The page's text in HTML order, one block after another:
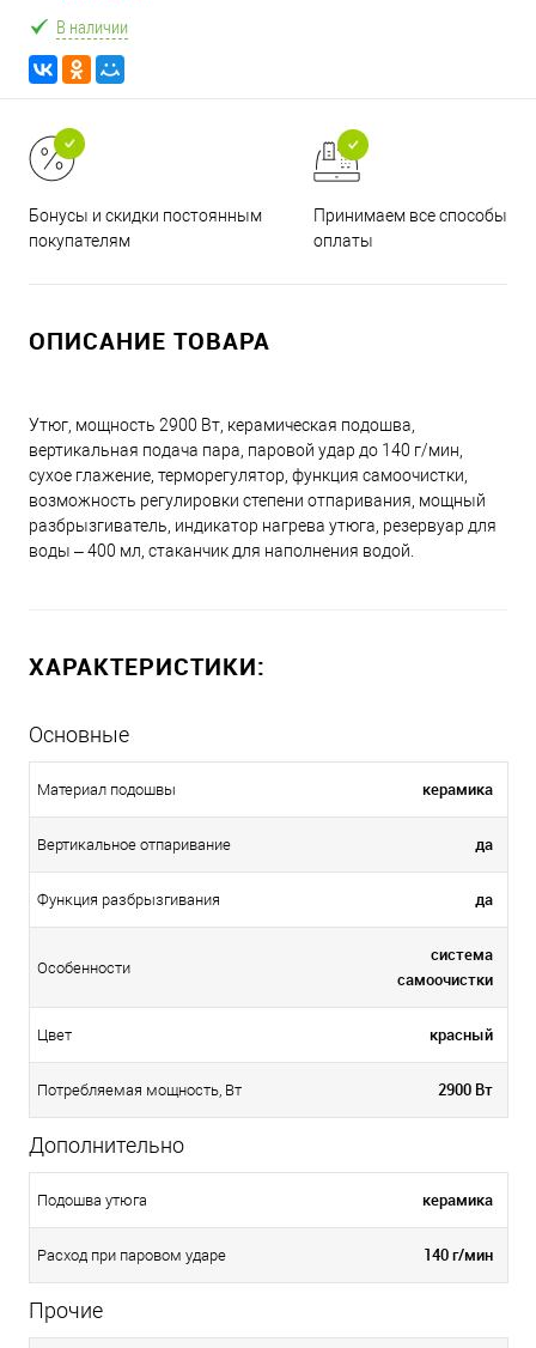
В наличии
Бонусы и скидки постоянным
покупателям
Принимаем все способы
оплаты
ОПИСАНИЕ ТОВАРА
Утюг, мощность 2900 Вт, керамическая подошва,
вертикальная подача пара, паровой удар до 140 г/мин,
сухое глажение, терморегулятор, функция самоочистки,
возможность регулировки степени отпаривания, мощный
разбрызгиватель, индикатор нагрева утюга, резервуар для
воды – 400 мл, стаканчик для наполнения водой.
ХАРАКТЕРИСТИКИ:
Основные
Материал подошвы керамика
Вертикальное отпаривание да
Функция разбрызгивания да
Особенности
система
самоочистки
Цвет красный
Потребляемая мощность, Вт 2900 Вт
Дополнительно
Подошва утюга керамика
Расход при паровом ударе 140 г/мин
Прочие